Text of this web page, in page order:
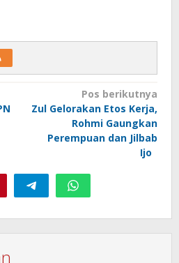
Pos berikutnya
Zul Gelorakan Etos Kerja,
Rohmi Gaungkan
Perempuan dan Jilbab
Ijo